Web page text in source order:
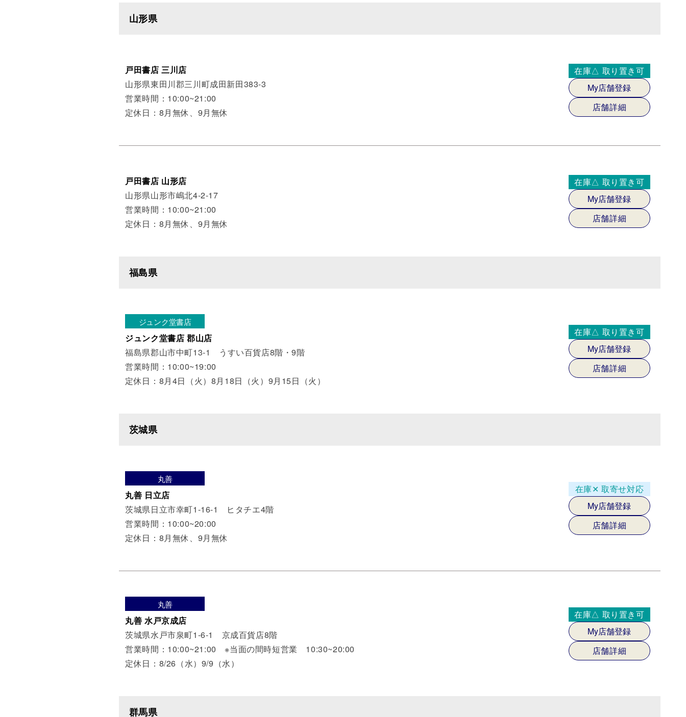
山形県
戸田書店 三川店
山形県東田川郡三川町成田新田383-3
営業時間：10:00~21:00
定休日：8月無休、9月無休
在庫△ 取り置き可
My店舗登録
店舗詳細
戸田書店 山形店
山形県山形市嶋北4-2-17
営業時間：10:00~21:00
定休日：8月無休、9月無休
在庫△ 取り置き可
My店舗登録
店舗詳細
福島県
ジュンク堂書店
ジュンク堂書店 郡山店
福島県郡山市中町13-1 うすい百貨店8階・9階
営業時間：10:00~19:00
定休日：8月4日（火）8月18日（火）9月15日（火）
在庫△ 取り置き可
My店舗登録
店舗詳細
茨城県
丸善
丸善 日立店
茨城県日立市幸町1-16-1 ヒタチエ4階
営業時間：10:00~20:00
定休日：8月無休、9月無休
在庫✕ 取寄せ対応
My店舗登録
店舗詳細
丸善
丸善 水戸京成店
茨城県水戸市泉町1-6-1 京成百貨店8階
営業時間：10:00~21:00 ※当面の間時短営業 10:30~20:00
定休日：8/26（水）9/9（水）
在庫△ 取り置き可
My店舗登録
店舗詳細
群馬県